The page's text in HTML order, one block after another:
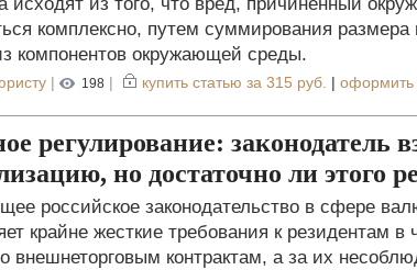
комплексно, путем суммирования размера
компонентов окружающей среды.
| 198 | купить статью за 315 руб. | оформить
регулирование: законодатель
но достаточно ли этого
российское законодательство в сфере
крайне жесткие требования к резидентам в
внешнеторговым контрактам, а за их